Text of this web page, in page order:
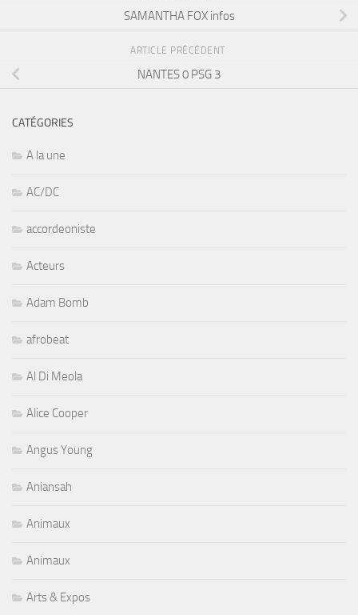
SAMANTHA FOX infos
ARTICLE PRÉCÉDENT
NANTES 0 PSG 3
CATÉGORIES
A la une
AC/DC
accordeoniste
Acteurs
Adam Bomb
afrobeat
Al Di Meola
Alice Cooper
Angus Young
Aniansah
Animaux
Animaux
Arts & Expos